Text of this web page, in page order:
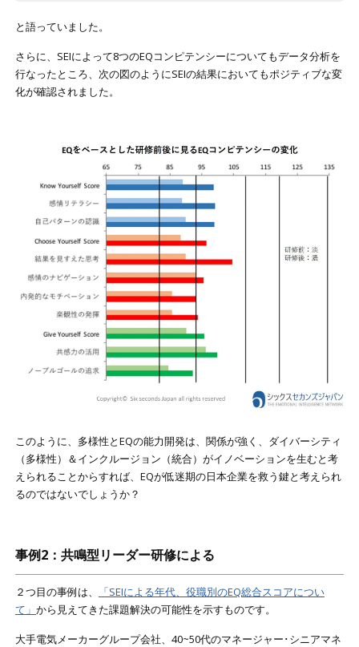
と語っていました。
さらに、SEIによって8つのEQコンピテンシーについてもデータ分析を
行なったところ、次の図のようにSEIの結果においてもポジティブな変
化が確認されました。
このように、多様性とEQの能力開発は、関係が強く、ダイバーシティ
（多様性）＆インクルージョン（統合）がイノベーションを生むと考
えられることからすれば、EQが低迷期の日本企業を救う鍵と考えられ
るのではないでしょうか？
事例2：共鳴型リーダー研修による
２つ目の事例は、
「SEIによる年代、役職別のEQ総合スコアについ
て」 から見えてきた課題解決の可能性を示すものです。
大手電気メーカーグループ会社、40~50代のマネージャー･シニアマネ